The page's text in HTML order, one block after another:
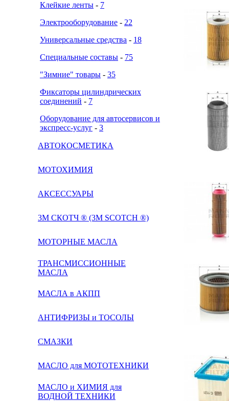
Клейкие ленты - 7
Электрооборудование - 22
Универсальные средства - 18
Специальные составы - 75
"Зимние" товары - 35
Фиксаторы цилиндрических
соединений - 7
Оборудование для автосервисов и
экспресс-услуг - 3
АВТОКОСМЕТИКА
МОТОХИМИЯ
АКСЕССУАРЫ
3М СКОТЧ ® (3M SCOTCH ®)
МОТОРНЫЕ МАСЛА
ТРАНСМИССИОННЫЕ
МАСЛА
МАСЛА в АКПП
АНТИФРИЗЫ и ТОСОЛЫ
СМАЗКИ
МАСЛО для МОТОТЕХНИКИ
МАСЛО и ХИМИЯ для
ВОДНОЙ ТЕХНИКИ